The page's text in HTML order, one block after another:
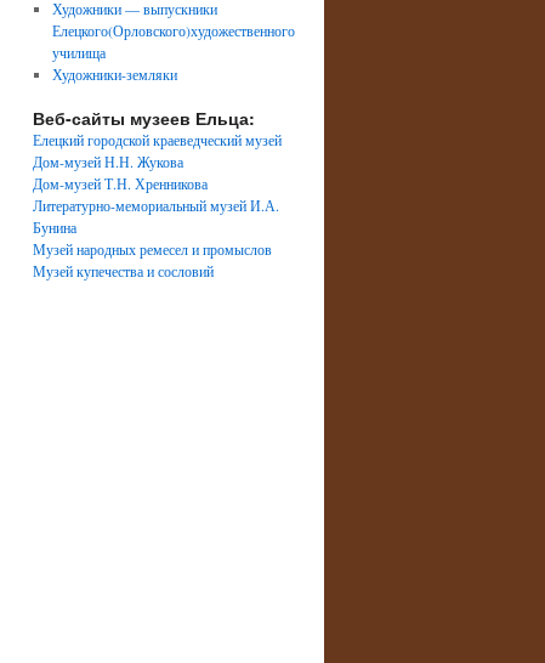
Художники — выпускники
Елецкого(Орловского)художественного
училища
Художники-земляки
Веб-сайты музеев Ельца:
Елецкий городской краеведческий музей
Дом-музей Н.Н. Жукова
Дом-музей Т.Н. Хренникова
Литературно-мемориальный музей И.А.
Бунина
Музей народных ремесел и промыслов
Музей купечества и сословий